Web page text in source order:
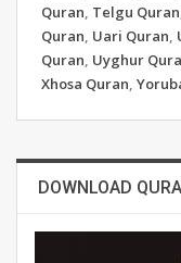
Quran, Telgu Quran
Quran, Uari Quran,
Quran, Uyghur
Xhosa Quran,
DOWNLOAD